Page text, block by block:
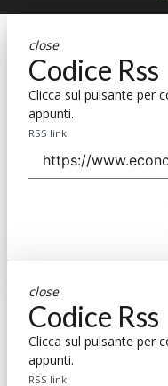
close
Codice Rss
Clicca sul pulsante per
appunti.
RSS link
close
Codice Rss
Clicca sul pulsante per
appunti.
RSS link